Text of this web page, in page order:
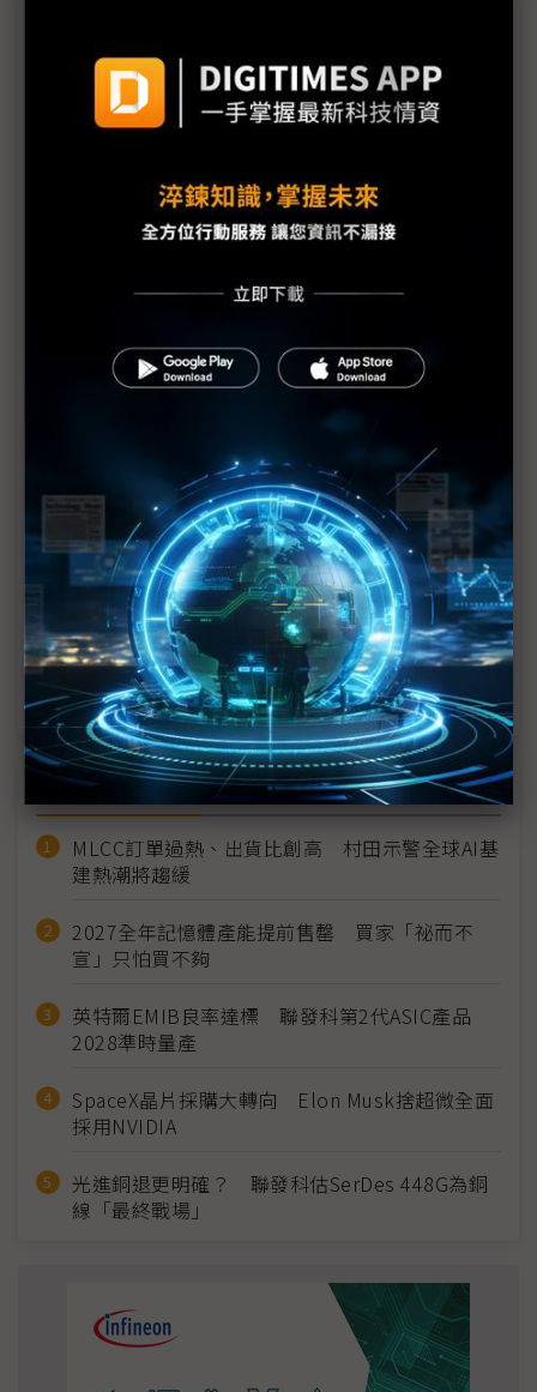
OpenAI內外夾擊 與創辦初衷日益分化
OpenAI估2024年虧損50億美元 蘋果退出新一輪融
可行性不高
Sam Altman否認配股傳聞 OpenAI是否轉型成謎
OpenAI高層異動頻繁 Sam Altman稱與公司重組無
OpenAI再掀人事異動 CTO等3名技術主管離職
呼籲監管AI卻反對加州法案 OpenAI、Altman各自
立場為何？
OpenAI洽談籌65億美元 估值上看1,500億美元
近７天熱門報導
MLCC訂單過熱、出貨比創高 村田示警全球AI基
建熱潮將趨緩
2027全年記憶體產能提前售罄 買家「祕而不
宣」只怕買不夠
英特爾EMIB良率達標 聯發科第2代ASIC產品
2028準時量產
SpaceX晶片採購大轉向 Elon Musk捨超微全面
採用NVIDIA
光進銅退更明確？ 聯發科估SerDes 448G為銅
線「最終戰場」